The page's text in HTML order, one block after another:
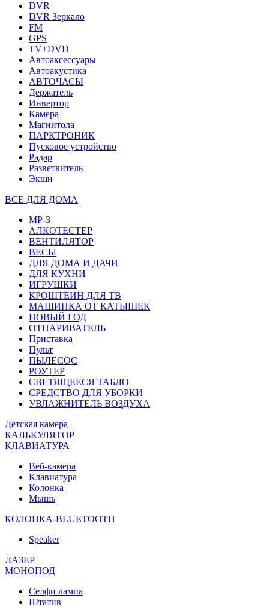
DVR
DVR Зеркало
FM
GPS
TV+DVD
Автоаксессуары
Автоакустика
АВТОЧАСЫ
Держатель
Инвертор
Камера
Магнитола
ПАРКТРОНИК
Пусковое устройство
Радар
Разветвитель
Экшн
ВСЕ ДЛЯ ДОМА
MP-3
АЛКОТЕСТЕР
ВЕНТИЛЯТОР
ВЕСЫ
ДЛЯ ДОМА И ДАЧИ
ДЛЯ КУХНИ
ИГРУШКИ
КРОШТЕИН ДЛЯ ТВ
МАШИНКА ОТ КАТЫШЕК
НОВЫЙ ГОД
ОТПАРИВАТЕЛЬ
Приставка
Пульт
ПЫЛЕСОС
РОУТЕР
СВЕТЯЩЕЕСЯ ТАБЛО
СРЕДСТВО ДЛЯ УБОРКИ
УВЛАЖНИТЕЛЬ ВОЗДУХА
Детская камера
КАЛЬКУЛЯТОР
КЛАВИАТУРА
Веб-камера
Клавиатура
Колонка
Мышь
КОЛОНКА-BLUETOOTH
Speaker
ЛАЗЕР
МОНОПОД
Селфи лампа
Штатив